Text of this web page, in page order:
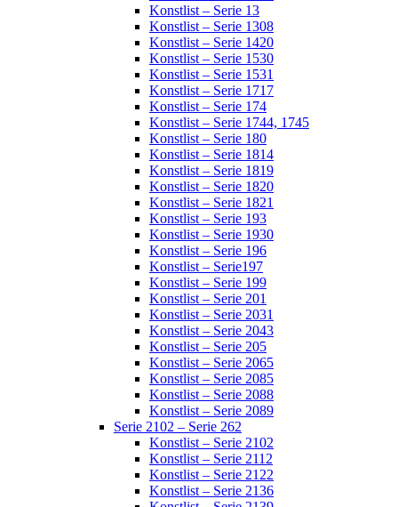
Konstlist – Serie 13
Konstlist – Serie 1308
Konstlist – Serie 1420
Konstlist – Serie 1530
Konstlist – Serie 1531
Konstlist – Serie 1717
Konstlist – Serie 174
Konstlist – Serie 1744, 1745
Konstlist – Serie 180
Konstlist – Serie 1814
Konstlist – Serie 1819
Konstlist – Serie 1820
Konstlist – Serie 1821
Konstlist – Serie 193
Konstlist – Serie 1930
Konstlist – Serie 196
Konstlist – Serie197
Konstlist – Serie 199
Konstlist – Serie 201
Konstlist – Serie 2031
Konstlist – Serie 2043
Konstlist – Serie 205
Konstlist – Serie 2065
Konstlist – Serie 2085
Konstlist – Serie 2088
Konstlist – Serie 2089
Serie 2102 – Serie 262
Konstlist – Serie 2102
Konstlist – Serie 2112
Konstlist – Serie 2122
Konstlist – Serie 2136